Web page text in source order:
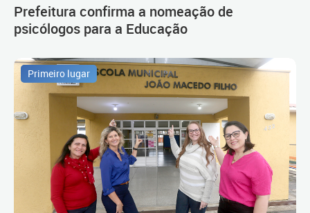
Prefeitura confirma a nomeação de
psicólogos para a Educação
Primeiro lugar